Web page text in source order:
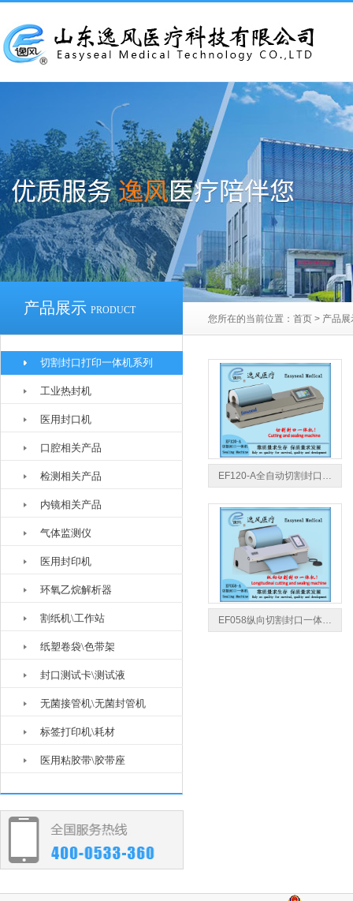
产品展示 PRODUCT
您所在的当前位置： 首页 > 产品展
切割封口打印一体机系列
工业热封机
医用封口机
口腔相关产品
检测相关产品
内镜相关产品
气体监测仪
医用封印机
环氧乙烷解析器
割纸机\工作站
纸塑卷袋\色带架
封口测试卡\测试液
无菌接管机\无菌封管机
标签打印机\耗材
医用粘胶带\胶带座
EF120-A全自动切割封口…
EF058纵向切割封口一体…